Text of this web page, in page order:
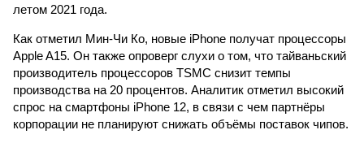
летом 2021 года.
Как отметил Мин-Чи Ко, новые iPhone получат процессоры
Apple A15. Он также опроверг слухи о том, что тайваньский
производитель процессоров TSMC снизит темпы
производства на 20 процентов. Аналитик отметил высокий
спрос на смартфоны iPhone 12, в связи с чем партнёры
корпорации не планируют снижать объёмы поставок чипов.